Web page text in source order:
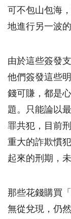
可不包山包海
地進行另一波
由於這些簽發
他們簽發這些
錢可賺，都是
題。只能論以
罪共犯，目前
重大的詐欺慣
起來的刑期，
那些花錢購買
無從兌現，仍